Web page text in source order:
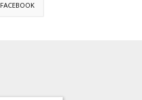
FACEBOOK